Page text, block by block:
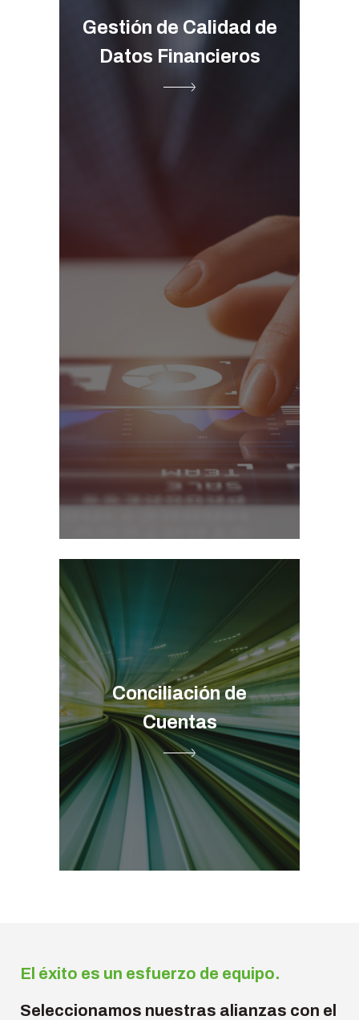
Gestión de Calidad de
Datos Financieros
Monetización de Datos ➞
Integración API ➞
Conciliación de
Cuentas
Monetización de Datos ➞
El éxito es un esfuerzo de equipo.
Seleccionamos nuestras alianzas con el